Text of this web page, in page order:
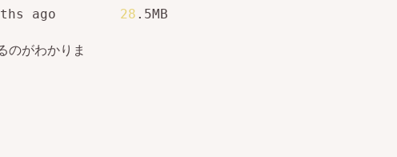
ago 28 .5MB
のがわかりま